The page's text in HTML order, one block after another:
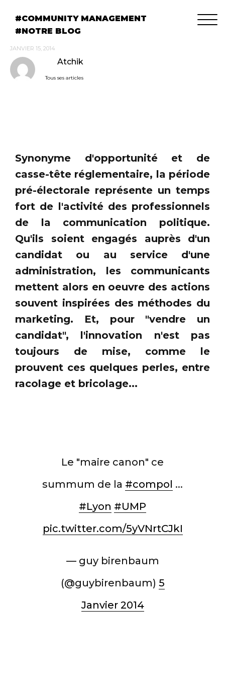
COMMUNITY MANAGEMENT
NOTRE BLOG
JANVIER 15, 2014
Atchik
Tous ses articles
Synonyme d'opportunité et de
casse-tête réglementaire, la période
pré-électorale représente un temps
fort de l'activité des professionnels
de la communication politique.
Qu'ils soient engagés auprès d'un
candidat ou au service d'une
administration, les communicants
mettent alors en oeuvre des actions
souvent inspirées des méthodes du
marketing. Et, pour "vendre un
candidat", l'innovation n'est pas
toujours de mise, comme le
prouvent ces quelques perles, entre
racolage et bricolage...
Le "maire canon" ce
summum de la #compol ...
#Lyon #UMP
pic.twitter.com/5yVNrtCJkI
— guy birenbaum
(@guybirenbaum) 5
Janvier 2014